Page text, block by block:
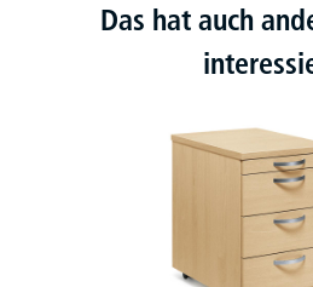
Das hat auch